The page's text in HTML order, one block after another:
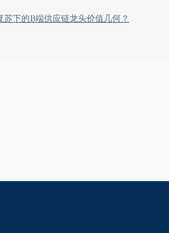
苏下的B端供应链龙头价值几何？